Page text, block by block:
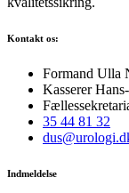
Kontakt os:
Formand Ulla
Kasserer
35 44 81 32
Indmeldelse